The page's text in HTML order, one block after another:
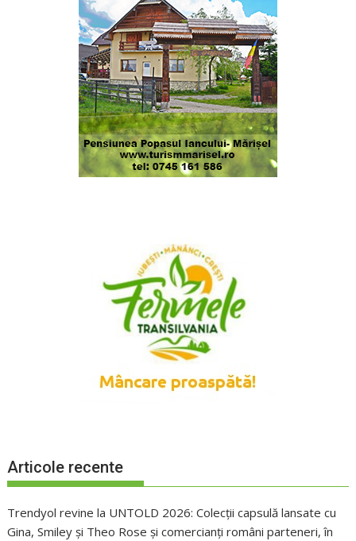
Articole recente
Trendyol revine la UNTOLD 2026: Colecții capsulă lansate cu
Gina, Smiley și Theo Rose și comercianți români parteneri, în